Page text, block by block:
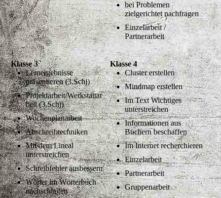
bei Problemen
zielgerichtet nachfragen
Einzelarbeit /
Partnerarbeit
Klasse 3
Lernergebnisse
präsentieren (3.Schj)
Projektarbeit/Werkstattar
beit (3.Schj)
Wochenplanarbeit
Abschreibtechniken
Mit dem Lineal
unterstreichen
Schreibfehler ausbessern
Wörter im Wörterbuch
nachschlagen
Klasse 4
Cluster erstellen
Mindmap erstellen
Im Text Wichtiges
unterstreichen
Informationen aus
Büchern beschaffen
Im Internet recherchieren
Einzelarbeit
Partnerarbeit
Gruppenarbeit